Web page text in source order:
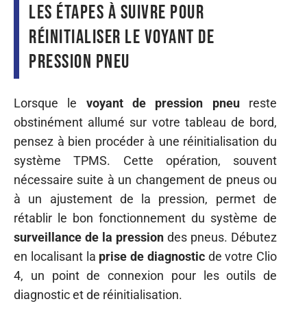
Les étapes à suivre pour
réinitialiser le voyant de
pression pneu
Lorsque le voyant de pression pneureste
obstinément allumé sur votre tableau de bord,
pensez à bien procéder à une réinitialisation du
système TPMS. Cette opération, souvent
nécessaire suite à un changement de pneus ou
à un ajustement de la pression, permet de
rétablir le bon fonctionnement du système de
surveillance de la pression des pneus. Débutez
en localisant la prise de diagnosticde votre Clio
4, un point de connexion pour les outils de
diagnostic et de réinitialisation.